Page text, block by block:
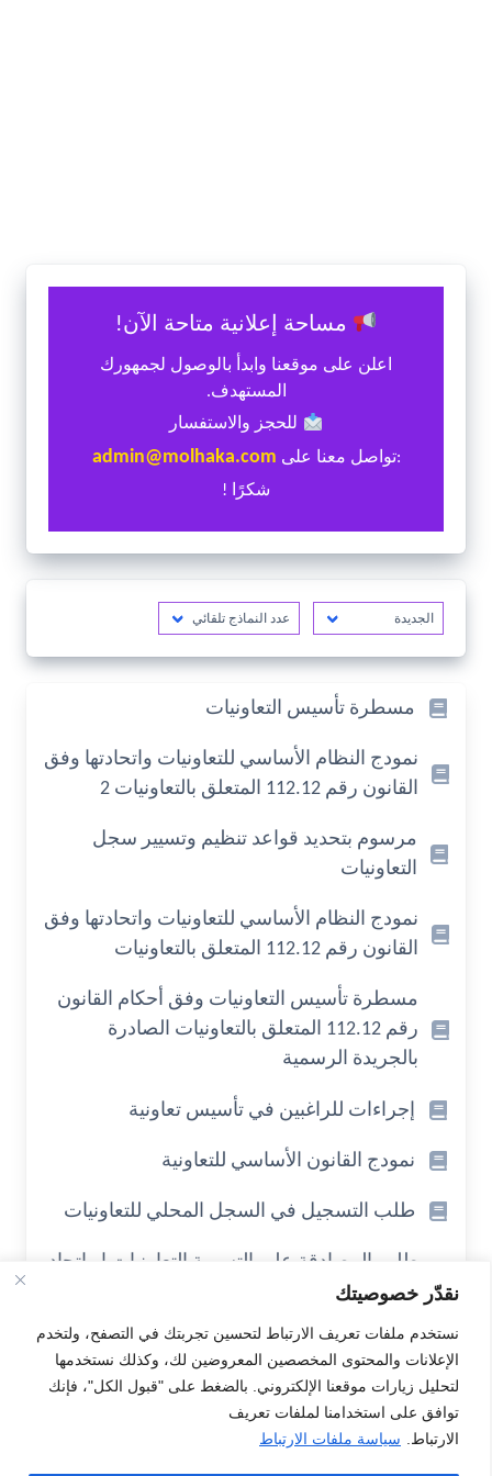
نقدّر خصوصيتك
نستخدم ملفات تعريف الارتباط لتحسين تجربتك في التصفح، ولتخدم
الإعلانات والمحتوى المخصصين المعروضين لك، وكذلك نستخدمها
لتحليل زيارات موقعنا الإلكتروني. بالضغط على "قبول الكل"، فإنك
توافق على استخدامنا لملفات تعريف
الارتباط.
سياسة ملفات الارتباط
مساحة إعلانية متاحة الآن!
اعلن على موقعنا وابدأ بالوصول لجمهورك
المستهدف.
للحجز والاستفسار
:تواصل معنا على admin@molhaka.com
شكرًا !
مسطرة تأسيس التعاونيات
نمودج النظام الأساسي للتعاونيات واتحادتها وفق
القانون رقم 112.12 المتعلق بالتعاونيات 2
مرسوم بتحديد قواعد تنظيم وتسيير سجل
التعاونيات
نمودج النظام الأساسي للتعاونيات واتحادتها وفق
القانون رقم 112.12 المتعلق بالتعاونيات
مسطرة تأسيس التعاونيات وفق أحكام القانون
رقم 112.12 المتعلق بالتعاونيات الصادرة
بالجريدة الرسمية
إجراءات للراغبين في تأسيس تعاونية
نمودج القانون الأساسي للتعاونية
طلب التسجيل في السجل المحلي للتعاونيات
طلب المصادقة على التسمية التعاونيات او اتحاد
التعاونيات
نمودج قائمة بالأعضاء المكتتبين او المتعاونيين
Posts
navigation
1
2